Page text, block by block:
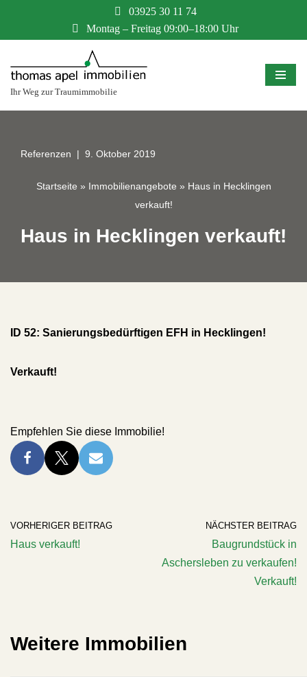
Zum
springen
03925 30 11 74
Montag – Freitag 09:00–18:00 Uhr
Ihr Weg zur Traumimmobilie
Referenzen 9. Oktober 2019
Startseite » Immobilienangebote » Haus in Hecklingen
verkauft!
Haus in Hecklingen verkauft!
ID 52: Sanierungsbedürftigen EFH in Hecklingen!
Verkauft!
Empfehlen Sie diese Immobilie!
VORHERIGER BEITRAG
Haus verkauft!
NÄCHSTER BEITRAG
Baugrundstück in
Aschersleben zu verkaufen!
Verkauft!
Weitere Immobilien